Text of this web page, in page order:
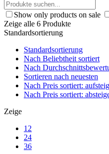
Show only products on sale
Zeige alle 6 Produkte
Standardsortierung
Standardsortierung
Nach Beliebtheit sortiert
Nach
Sortieren nach neuesten
Nach Preis sortiert:
Nach Preis sortiert:
Zeige
12
24
36